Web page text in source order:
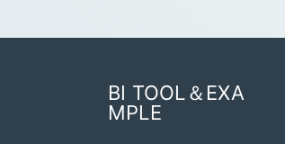
BI TOOL＆EXA
MPLE